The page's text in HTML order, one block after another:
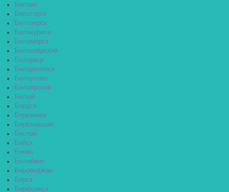
Белово
Белогорск
Белозерск
Белокуриха
Беломорск
Белоозёрский
Белорецк
Белореченск
Белоусово
Белоярский
Белый
Бердск
Березники
Берёзовский
Беслан
Бийск
Бикин
Билибино
Биробиджан
Бирск
Бирюсинск